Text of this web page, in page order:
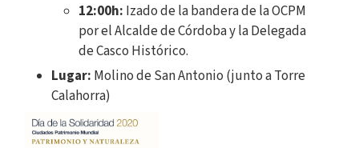
12:00h: Izado de la bandera de la OCPM
por el Alcalde de Córdoba y la Delegada
de Casco Histórico.
Lugar: Molino de San Antonio (junto a Torre
Calahorra)